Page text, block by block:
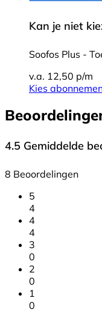
Kan je niet
Soofos Plus -
v.a. 12,50 p/m
Kies
4.5 Gemiddelde
8 Beoordelingen
5
4
4
4
3
0
2
0
1
0